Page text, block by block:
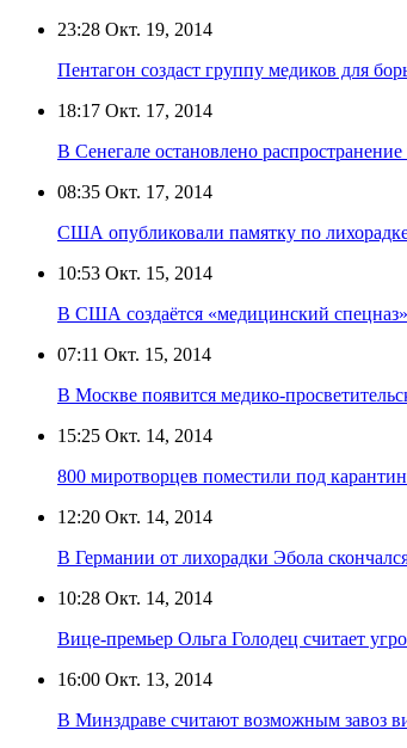
23:28 Окт. 19, 2014
Пентагон создаст группу медиков для
18:17 Окт. 17, 2014
В Сенегале остановлено
08:35 Окт. 17, 2014
США опубликовали памятку по
10:53 Окт. 15, 2014
В США создаётся «медицинский
07:11 Окт. 15, 2014
В Москве появится медико-
15:25 Окт. 14, 2014
800 миротворцев поместили под
12:20 Окт. 14, 2014
В Германии от лихорадки Эбола
10:28 Окт. 14, 2014
Вице-премьер Ольга Голодец считает
16:00 Окт. 13, 2014
В Минздраве считают возможным завоз